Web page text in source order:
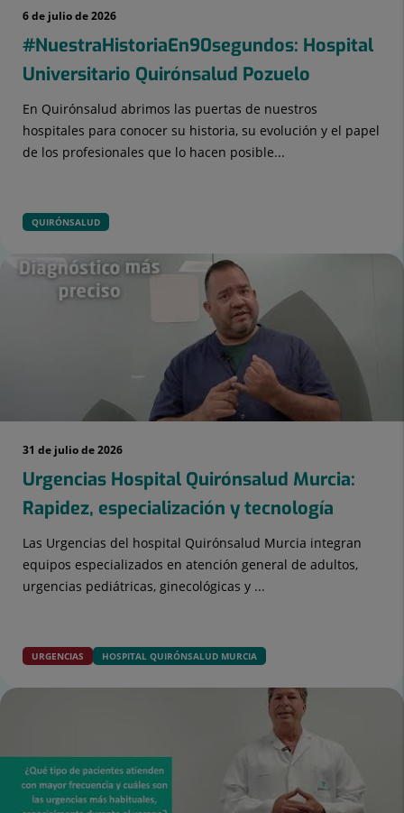
6 de julio de 2026
#NuestraHistoriaEn90segundos: Hospital
Universitario Quirónsalud Pozuelo
En Quirónsalud abrimos las puertas de nuestros
hospitales para conocer su historia, su evolución y el papel
de los profesionales que lo hacen posible...
QUIRÓNSALUD
31 de julio de 2026
Urgencias Hospital Quirónsalud Murcia:
Rapidez, especialización y tecnología
Las Urgencias del hospital Quirónsalud Murcia integran
equipos especializados en atención general de adultos,
urgencias pediátricas, ginecológicas y ...
URGENCIAS HOSPITAL QUIRÓNSALUD MURCIA